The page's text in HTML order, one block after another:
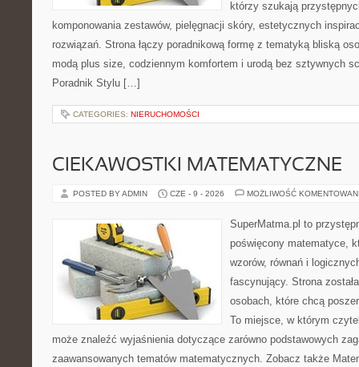
którzy szukają
komponowania zestawów, pielęgnacji skóry, estetycznych
rozwiązań. Strona łączy poradnikową formę z tematyką bliską
modą plus size, codziennym komfortem i urodą bez sztywnych
Poradnik Stylu […]
CATEGORIES: NIERUCHOMOŚCI
CIEKAWOSTKI MATEMATYCZNE
POSTED BY ADMIN CZE - 9 - 2026 MOŻLIWOŚĆ
SuperMatma.pl to
poświęcony matematyce,
wzorów, równań i
fascynujący. Strona
osobach, które chcą
To miejsce, w którym
może znaleźć wyjaśnienia dotyczące zarówno podstawowych
zaawansowanych tematów matematycznych. Zobacz także